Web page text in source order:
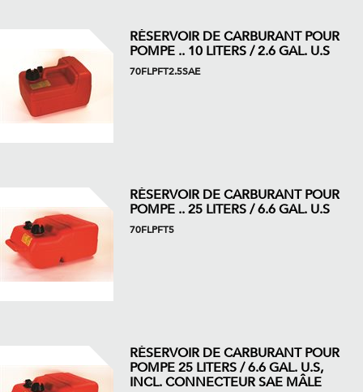
RÉSERVOIR DE CARBURANT POUR
POMPE .. 10 LITERS / 2.6 GAL. U.S
70FLPFT2.5SAE
RÉSERVOIR DE CARBURANT POUR
POMPE .. 25 LITERS / 6.6 GAL. U.S
70FLPFT5
RÉSERVOIR DE CARBURANT POUR
POMPE 25 LITERS / 6.6 GAL. U.S,
INCL. CONNECTEUR SAE MÂLE